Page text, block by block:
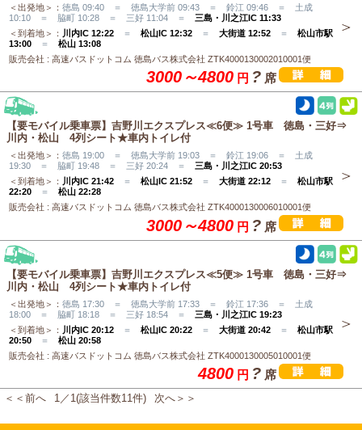
＜出発地＞： 徳島 09:40 ＝ 徳島大学前 09:43 ＝ 鈴江 09:46 ＝ 土成
10:10 ＝ 脇町 10:28 ＝ 三好 11:04 ＝ 三島・川之江IC 11:33
＜到着地＞： 川内IC 12:22 ＝ 松山IC 12:32 ＝ 大街道 12:52 ＝ 松山市駅
13:00 ＝ 松山 13:08
販売会社 : 高速バスドットコム 徳島バス株式会社 ZTK4000130002010001便
3000～4800 円 ? 席
【要モバイル乗車票】吉野川エクスプレス≪6便≫ 1号車 徳島・三好⇒
川内・松山 4列シート★車内トイレ付
＜出発地＞： 徳島 19:00 ＝ 徳島大学前 19:03 ＝ 鈴江 19:06 ＝ 土成
19:30 ＝ 脇町 19:48 ＝ 三好 20:24 ＝ 三島・川之江IC 20:53
＜到着地＞： 川内IC 21:42 ＝ 松山IC 21:52 ＝ 大街道 22:12 ＝ 松山市駅
22:20 ＝ 松山 22:28
販売会社 : 高速バスドットコム 徳島バス株式会社 ZTK4000130006010001便
3000～4800 円 ? 席
【要モバイル乗車票】吉野川エクスプレス≪5便≫ 1号車 徳島・三好⇒
川内・松山 4列シート★車内トイレ付
＜出発地＞： 徳島 17:30 ＝ 徳島大学前 17:33 ＝ 鈴江 17:36 ＝ 土成
18:00 ＝ 脇町 18:18 ＝ 三好 18:54 ＝ 三島・川之江IC 19:23
＜到着地＞： 川内IC 20:12 ＝ 松山IC 20:22 ＝ 大街道 20:42 ＝ 松山市駅
20:50 ＝ 松山 20:58
販売会社 : 高速バスドットコム 徳島バス株式会社 ZTK4000130005010001便
4800 円 ? 席
＜＜前へ 1／1(該当件数11件) 次へ＞＞